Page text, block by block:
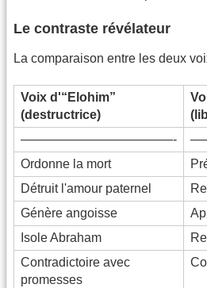
Le contraste révélateur
La comparaison entre les deux
Voix d'“Elohim”
(destructrice)
————————————-
Ordonne la mort
Détruit l'amour paternel
Génère angoisse
Isole Abraham
Contradictoire avec
promesses